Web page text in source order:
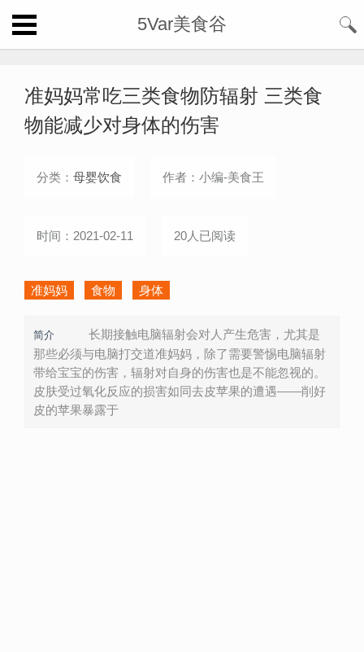
5Var美食谷
准妈妈常吃三类食物防辐射 三类食
物能减少对身体的伤害
分类： 母婴饮食 作者：小编-美食王
时间：2021-02-11 20人已阅读
准妈妈 食物 身体
简介
长期接触电脑辐射会对人产生危害，尤其是
那些必须与电脑打交道准妈妈，除了需要警惕电脑辐射
带给宝宝的伤害，辐射对自身的伤害也是不能忽视的。
皮肤受过氧化反应的损害如同去皮苹果的遭遇——削好
皮的苹果暴露于